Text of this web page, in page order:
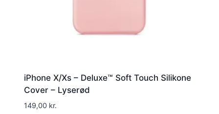
iPhone X/Xs – Deluxe™ Soft Touch Silikone
Cover – Lyserød
149,00 kr.